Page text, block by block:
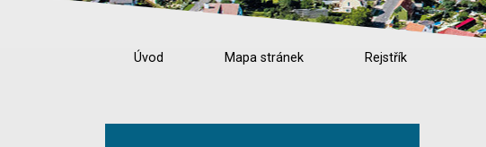
Úvod Mapa stránek Rejstřík